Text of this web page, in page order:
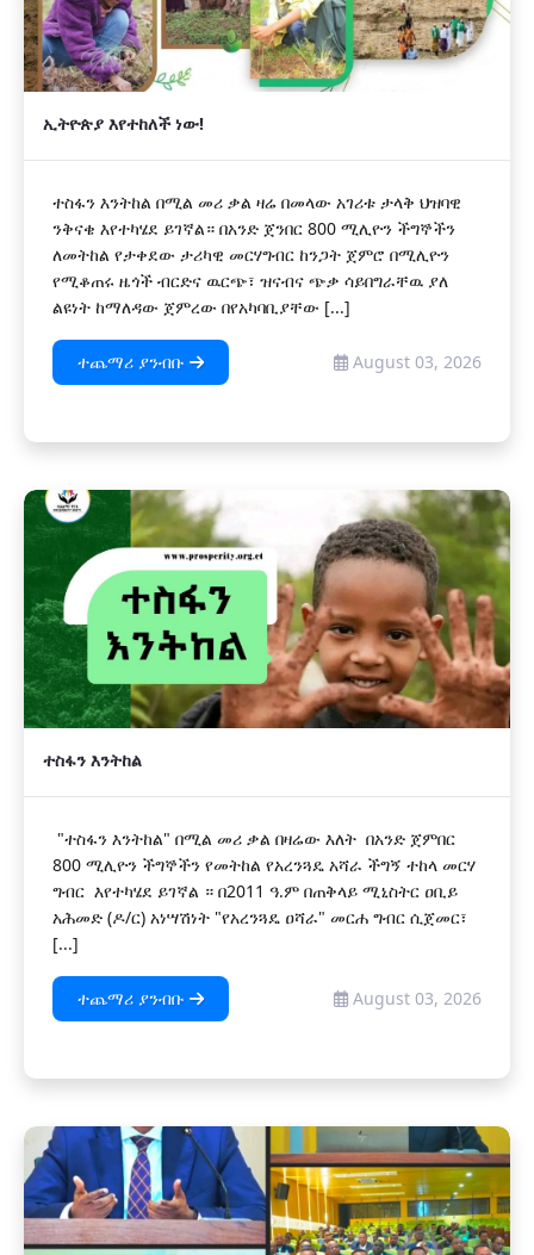
ኢትዮጵያ እየተከለች ነው!
ተስፋን እንትከል በሚል መሪ ቃል ዛሬ በመላው አገሪቱ ታላቅ ህዝባዊ
ንቅናቄ እየተካሄደ ይገኛል። በአንድ ጀንበር 800 ሚሊዮን ችግኞችን
ለመትከል የታቀደው ታሪካዊ መርሃግብር ከንጋት ጀምሮ በሚሊዮን
የሚቆጠሩ ዜጎች ብርድና ዉርጭ፣ ዝናብና ጭቃ ሳይበግራቸዉ ያለ
ልዩነት ከማለዳው ጀምረው በየአካባቢያቸው [...]
ተጨማሪ ያንብቡ August 03, 2026
ተስፋን እንትከል
"ተስፋን እንትከል" በሚል መሪ ቃል በዛሬው እለት በአንድ ጀምበር
800 ሚሊዮን ችግኞችን የመትከል የአረንጓዴ አሻራ ችግኝ ተከላ መርሃ
ግብር እየተካሄደ ይገኛል ። በ2011 ዓ.ም በጠቅላይ ሚኒስትር ዐቢይ
አሕመድ (ዶ/ር) አነሣሽነት "የአረንጓዴ ዐሻራ" መርሐ ግብር ሲጀመር፣
[...]
ተጨማሪ ያንብቡ August 03, 2026